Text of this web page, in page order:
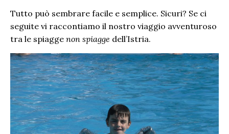
Tutto può sembrare facile e semplice. Sicuri? Se ci
seguite vi raccontiamo il nostro viaggio avventuroso
tra le spiagge non spiagge dell’Istria.